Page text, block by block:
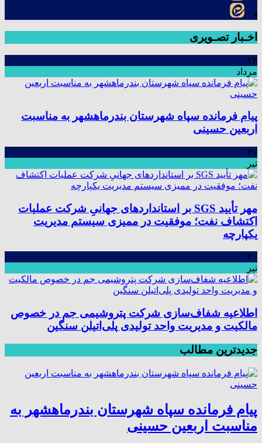
اخـبار تصـویری
۱۳
مرداد
پیام فرمانده سپاه شهرستان بندرماهشهر به مناسبت
اربعین حسینی
۳۱
تیر
مهر تأیید SGS بر استانداردهای جهانیِ شرکت عملیات
اکتشاف نفت؛ موفقیت در ممیزی سیستم مدیریت
یکپارچه
۳۰
تیر
اطلاعیه شفاف‌سازی شرکت پتروشیمی جم در خصوص
مالکیت و مدیریت واحد تولیدی پلی‌اتیلن سنگین
جدیدترین مطالب
پیام فرمانده سپاه شهرستان بندرماهشهر به
مناسبت اربعین حسینی